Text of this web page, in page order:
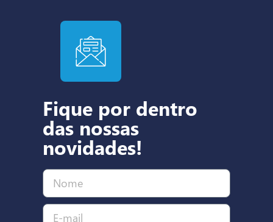
Fique por dentro
das nossas
novidades!